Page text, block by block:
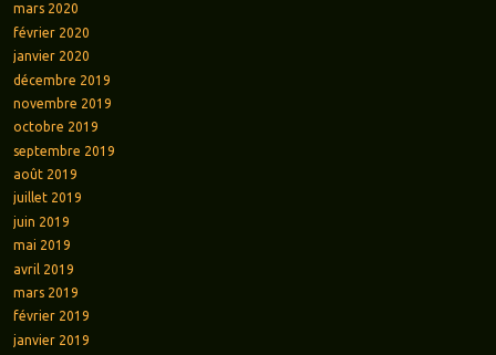
mars 2020
février 2020
janvier 2020
décembre 2019
novembre 2019
octobre 2019
septembre 2019
août 2019
juillet 2019
juin 2019
mai 2019
avril 2019
mars 2019
février 2019
janvier 2019